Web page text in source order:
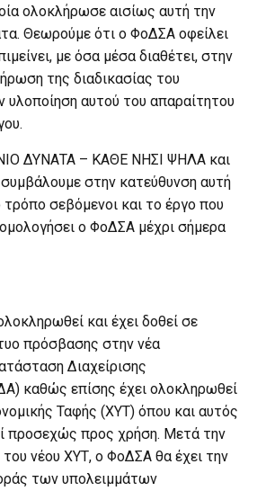
ολοκλήρωσε αισίως αυτή την
Θεωρούμε ότι ο ΦοΔΣΑ οφείλει
με όσα μέσα διαθέτει, στην
της διαδικασίας του
υλοποίηση αυτού του απαραίτητου
ΔΥΝΑΤΑ – ΚΑΘΕ ΝΗΣΙ ΨΗΛΑ και
στην κατεύθυνση αυτή
σεβόμενοι και το έργο που
ο ΦοΔΣΑ μέχρι σήμερα
και έχει δοθεί σε
πρόσβασης στην νέα
Διαχείρισης
καθώς επίσης έχει ολοκληρωθεί
Ταφής (ΧΥΤ) όπου και αυτός
προσεχώς προς χρήση. Μετά την
του νέου ΧΥΤ, ο ΦοΔΣΑ θα έχει την
των υπολειμμάτων